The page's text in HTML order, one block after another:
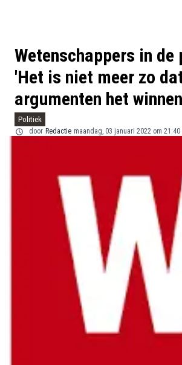
Wetenschappers in
'Het is niet meer zo
argumenten het
Politiek
door Redactie maandag, 03 januari 2022 om 21:40